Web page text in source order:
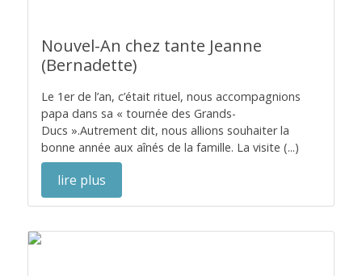
Nouvel-An chez tante Jeanne
(Bernadette)
Le 1er de l’an, c’était rituel, nous accompagnions
papa dans sa « tournée des Grands-
Ducs ».Autrement dit, nous allions souhaiter la
bonne année aux aînés de la famille. La visite (...)
lire plus